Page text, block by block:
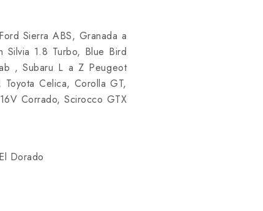
Sierra ABS, Granada a
Silvia 1.8 Turbo, Blue Bird
, Subaru L a Z Peugeot
Celica, Corolla GT,
Corrado, Scirocco GTX
Dorado